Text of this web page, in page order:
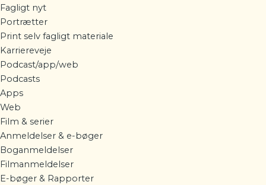
Fagligt nyt
Portrætter
Print selv fagligt materiale
Karriereveje
Podcast/app/web
Podcasts
Apps
Web
Film & serier
Anmeldelser & e-bøger
Boganmeldelser
Filmanmeldelser
E-bøger & Rapporter